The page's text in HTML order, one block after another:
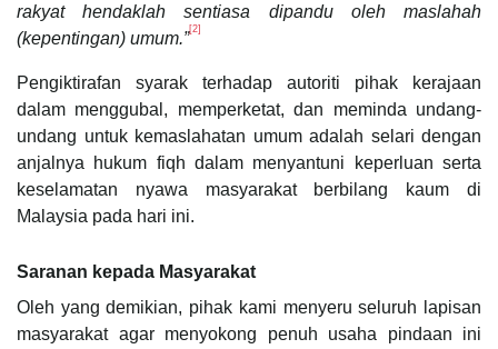
rakyat hendaklah sentiasa dipandu oleh maslahah
(kepentingan) umum.”[2]
Pengiktirafan syarak terhadap autoriti pihak kerajaan
dalam menggubal, memperketat, dan meminda undang-
undang untuk kemaslahatan umum adalah selari dengan
anjalnya hukum fiqh dalam menyantuni keperluan serta
keselamatan nyawa masyarakat berbilang kaum di
Malaysia pada hari ini.
Saranan kepada Masyarakat
Oleh yang demikian, pihak kami menyeru seluruh lapisan
masyarakat agar menyokong penuh usaha pindaan ini